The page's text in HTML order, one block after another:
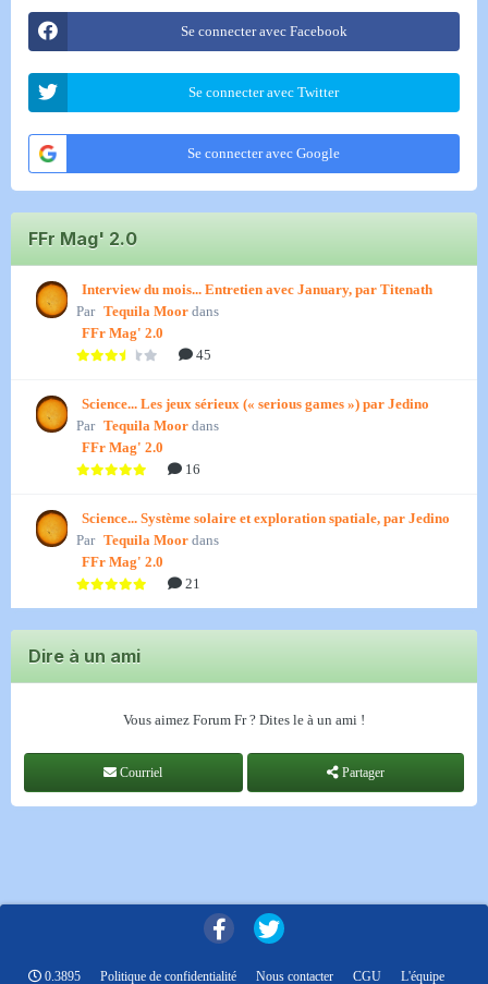
Se connecter avec Facebook
Se connecter avec Twitter
Se connecter avec Google
FFr Mag' 2.0
Interview du mois... Entretien avec January, par Titenath
Par Tequila Moor dans
FFr Mag' 2.0
45
Science... Les jeux sérieux (« serious games ») par Jedino
Par Tequila Moor dans
FFr Mag' 2.0
16
Science... Système solaire et exploration spatiale, par Jedino
Par Tequila Moor dans
FFr Mag' 2.0
21
Dire à un ami
Vous aimez Forum Fr ? Dites le à un ami !
Courriel Partager
0.3895 Politique de confidentialité Nous contacter CGU L'équipe